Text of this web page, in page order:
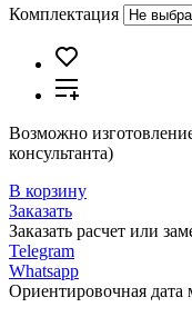
Комплектация
Возможно
консультанта)
В корзину
Заказать
Заказать расчет или
Telegram
Whatsapp
Ориентировочная дата